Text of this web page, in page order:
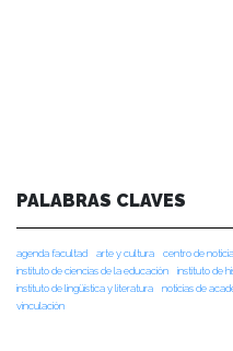
PALABRAS CLAVES
agenda facultad arte y cultura centro de
instituto de ciencias de la educación
instituto de
instituto de lingüística y literatura
noticias de
vinculación